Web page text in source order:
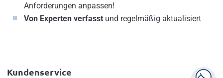
Anforderungen anpassen!
Von Experten verfasstund regelmäßig aktualisiert
Kundenservice